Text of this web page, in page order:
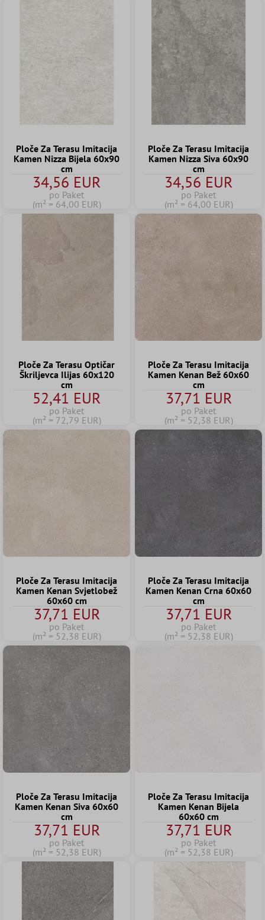
Ploče Za Terasu Imitacija
Kamen Nizza Bijela 60x90
cm
34,56 EUR
po Paket
(m² = 64,00 EUR)
Ploče Za Terasu Imitacija
Kamen Nizza Siva 60x90
cm
34,56 EUR
po Paket
(m² = 64,00 EUR)
Ploče Za Terasu Optičar
Škriljevca Ilijas 60x120
cm
52,41 EUR
po Paket
(m² = 72,79 EUR)
Ploče Za Terasu Imitacija
Kamen Kenan Bež 60x60
cm
37,71 EUR
po Paket
(m² = 52,38 EUR)
Ploče Za Terasu Imitacija
Kamen Kenan Svjetlobež
60x60 cm
37,71 EUR
po Paket
(m² = 52,38 EUR)
Ploče Za Terasu Imitacija
Kamen Kenan Crna 60x60
cm
37,71 EUR
po Paket
(m² = 52,38 EUR)
Ploče Za Terasu Imitacija
Kamen Kenan Siva 60x60
cm
37,71 EUR
po Paket
(m² = 52,38 EUR)
Ploče Za Terasu Imitacija
Kamen Kenan Bijela
60x60 cm
37,71 EUR
po Paket
(m² = 52,38 EUR)